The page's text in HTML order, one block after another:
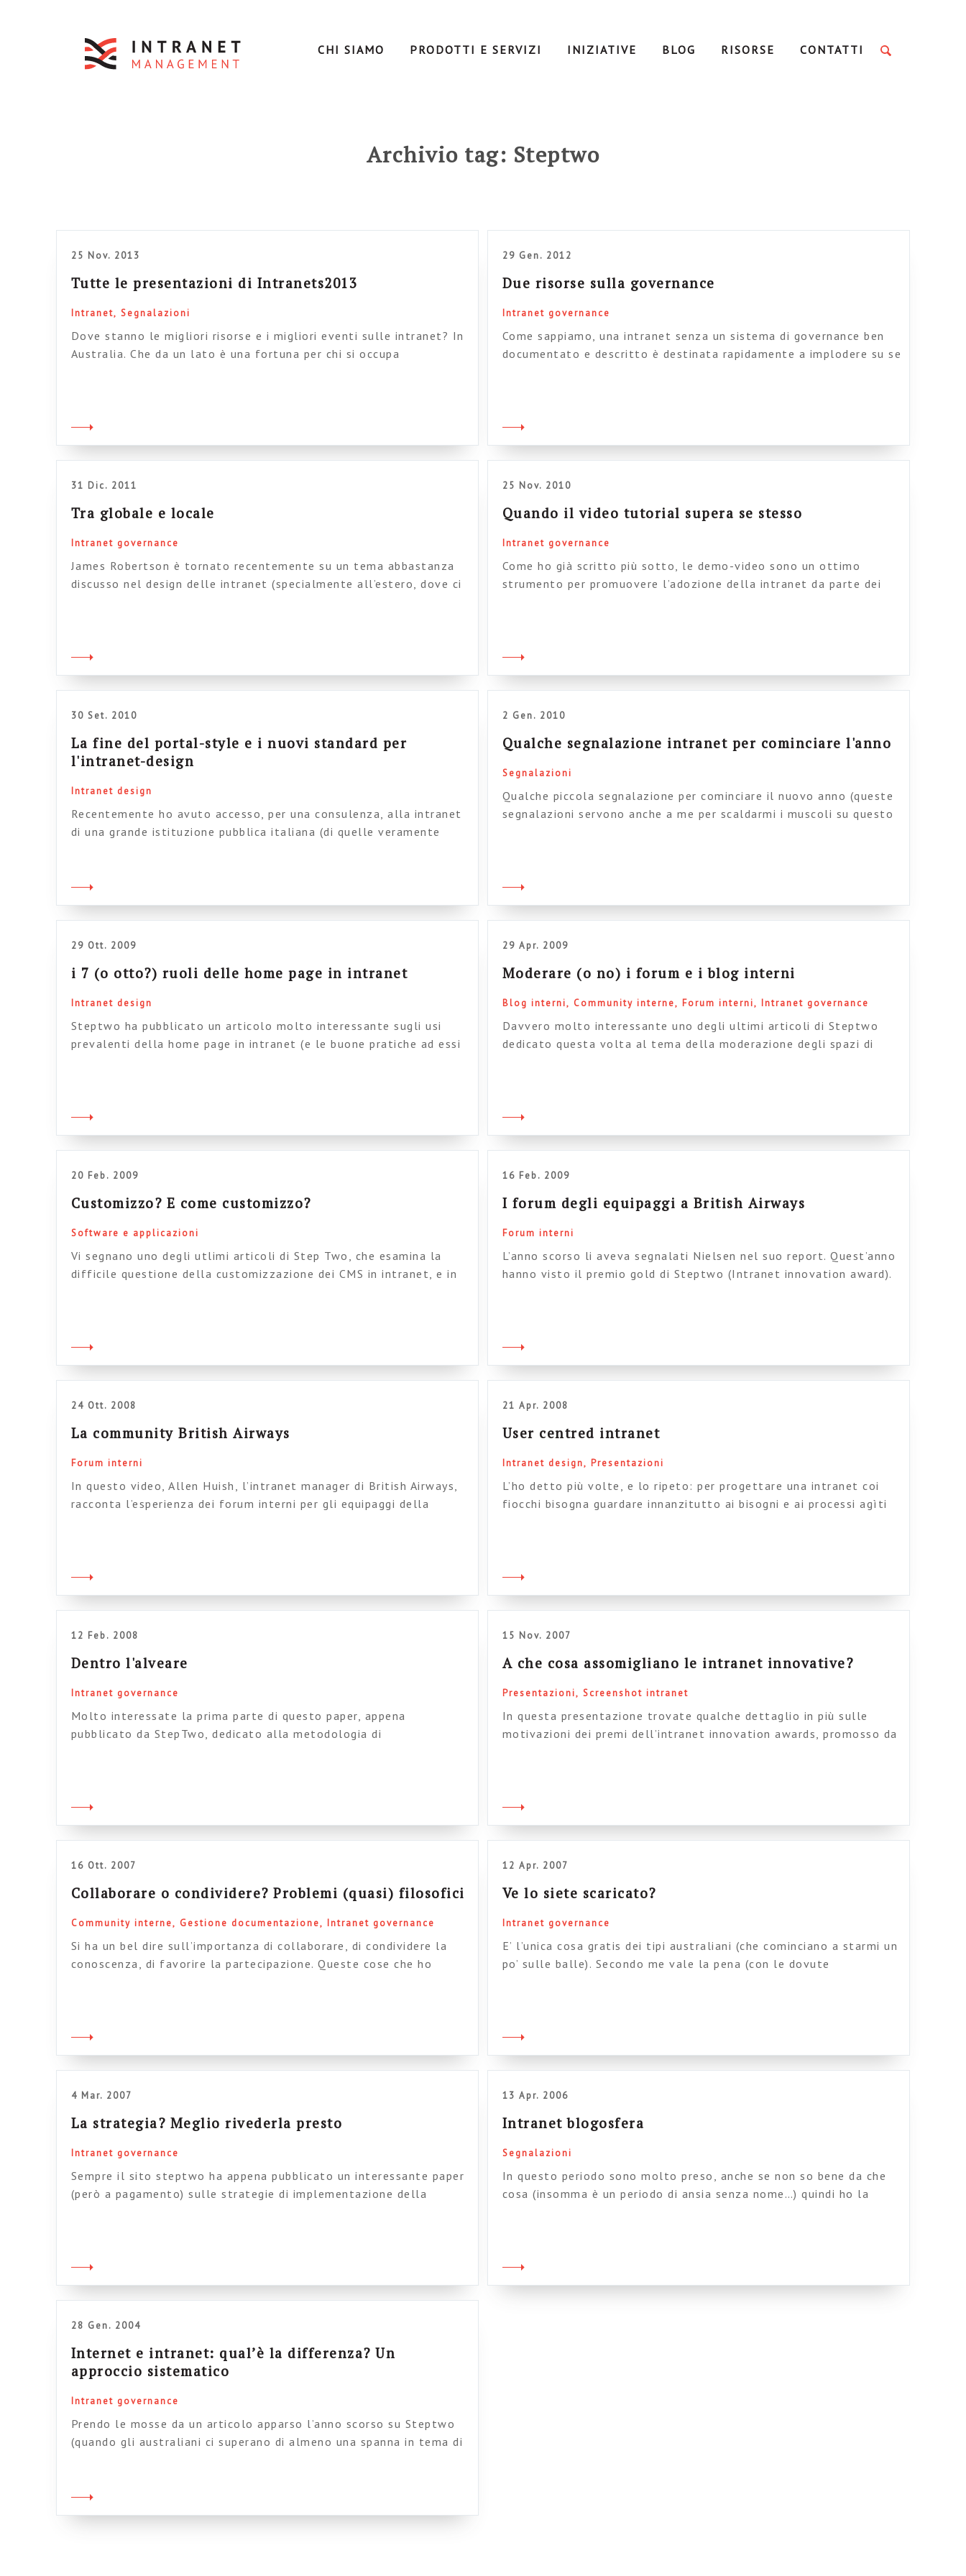
CHI SIAMO PRODOTTI E SERVIZI INIZIATIVE BLOG RISORSE CONTATTI
Archivio tag: Steptwo
25 Nov. 2013
Tutte le presentazioni di Intranets2013
Intranet Segnalazioni
Dove stanno le migliori risorse e i migliori eventi sulle intranet? In
Australia. Che da un lato è una fortuna per chi si occupa
combriccola […]
29 Gen. 2012
Due risorse sulla governance
Intranet governance
Come sappiamo, una intranet senza un sistema di governance ben
documentato e descritto è destinata rapidamente a implodere su se
sistematico ed esplicito. Chi […]
31 Dic. 2011
Tra globale e locale
Intranet governance
James Robertson è tornato recentemente su un tema abbastanza
discusso nel design delle intranet (specialmente all’estero, dove ci
particolari gruppi di dipendenti). La sua idea […]
25 Nov. 2010
Quando il video tutorial supera se stesso
Intranet governance
Come ho già scritto più sotto, le demo-video sono un ottimo
strumento per promuovere l’adozione della intranet da parte dei
capita che i progettisti superino se stessi […]
30 Set. 2010
La fine del portal-style e i nuovi standard per
l'intranet-design
Intranet design
Recentemente ho avuto accesso, per una consulenza, alla intranet
di una grande istituzione pubblica italiana (di quelle veramente
per fare il fico, ma perché questa è la prova che, ci […]
2 Gen. 2010
Qualche segnalazione intranet per cominciare l'anno
Segnalazioni
Qualche piccola segnalazione per cominciare il nuovo anno (queste
segnalazioni servono anche a me per scaldarmi i muscoli su questo
Rodgers, di StepTwo, parla […]
29 Ott. 2009
i 7 (o otto?) ruoli delle home page in intranet
Intranet design
Steptwo ha pubblicato un articolo molto interessante sugli usi
prevalenti della home page in intranet (e le buone pratiche ad essi
promuovere la cultura interna […]
29 Apr. 2009
Moderare (o no) i forum e i blog interni
Blog interni Community interne Forum interni Intranet governance
Davvero molto interessante uno degli ultimi articoli di Steptwo
dedicato questa volta al tema della moderazione degli spazi di
nell’approccio al tema […]
20 Feb. 2009
Customizzo? E come customizzo?
Software e applicazioni
Vi segnano uno degli utlimi articoli di Step Two, che esamina la
difficile questione della customizzazione dei CMS in intranet, e in
subito che tra le tre soluzioni […]
16 Feb. 2009
I forum degli equipaggi a British Airways
Forum interni
L’anno scorso li aveva segnalati Nielsen nel suo report. Quest’anno
hanno visto il premio gold di Steptwo (Intranet innovation award).
24 Ott. 2008
La community British Airways
Forum interni
In questo video, Allen Huish, l’intranet manager di British Airways,
racconta l’esperienza dei forum interni per gli equipaggi della
Septwo si trovano d’accordo). E’ […]
21 Apr. 2008
User centred intranet
Intranet design Presentazioni
L’ho detto più volte, e lo ripeto: per progettare una intranet coi
fiocchi bisogna guardare innanzitutto ai bisogni e ai processi agìti
tanto, noi, l’azienda la […]
12 Feb. 2008
Dentro l'alveare
Intranet governance
Molto interessate la prima parte di questo paper, appena
pubblicato da StepTwo, dedicato alla metodologia di
americani ce l’hanno su col 10, mentre gli australiani con il 6. Noi
europei, […]
15 Nov. 2007
A che cosa assomigliano le intranet innovative?
Presentazioni Screenshot intranet
In questa presentazione trovate qualche dettaglio in più sulle
motivazioni dei premi dell’intranet innovation awards, promosso da
16 Ott. 2007
Collaborare o condividere? Problemi (quasi) filosofici
Community interne Gestione documentazione Intranet governance
Si ha un bel dire sull’importanza di collaborare, di condividere la
conoscenza, di favorire la partecipazione. Queste cose che ho
yoo+, o […]
12 Apr. 2007
Ve lo siete scaricato?
Intranet governance
E’ l’unica cosa gratis dei tipi australiani (che cominciano a starmi un
po’ sulle balle). Secondo me vale la pena (con le dovute
4 Mar. 2007
La strategia? Meglio rivederla presto
Intranet governance
Sempre il sito steptwo ha appena pubblicato un interessante paper
(però a pagamento) sulle strategie di implementazione della
tutto il processo. Insomma, il progetto […]
13 Apr. 2006
Intranet blogosfera
Segnalazioni
In questo periodo sono molto preso, anche se non so bene da che
cosa (insomma è un periodo di ansia senza nome…) quindi ho la
ricca lista […]
28 Gen. 2004
Internet e intranet: qual’è la differenza? Un
approccio sistematico
Intranet governance
Prendo le mosse da un articolo apparso l’anno scorso su Steptwo
(quando gli australiani ci superano di almeno una spanna in tema di
maniera sistematica le differenze nell’approccio, nel progetto, nei
risultati. L’articolo ha il pregio di […]